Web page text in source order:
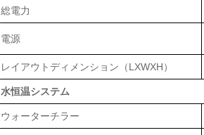
総電力
電源
レイアウトディメンション（LXWXH）
水恒温システム
ウォーターチラー